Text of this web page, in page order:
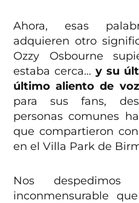
Ahora, esas
adquieren otro
Ozzy Osbourne
estaba cerca…y su
último aliento de
para sus fans,
personas comunes
que compartieron
en el Villa Park de
Nos
inconmensurable